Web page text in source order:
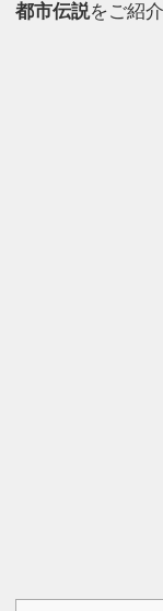
都市伝説をご紹